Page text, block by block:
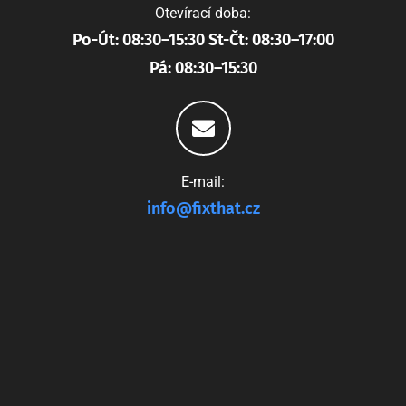
Otevírací doba:
Po-Út: 08:30–15:30 St-Čt: 08:30–17:00
Pá: 08:30–15:30
E-mail:
info@fixthat.cz